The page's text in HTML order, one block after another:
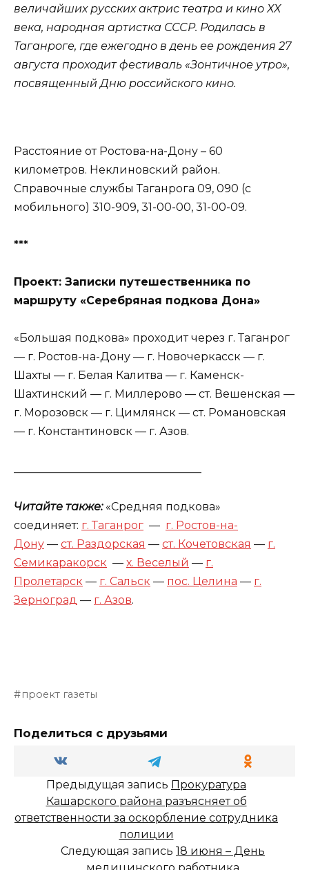
величайших русских актрис театра и кино ХХ
века, народная артистка СССР. Родилась в
Таганроге, где ежегодно в день ее рождения 27
августа проходит фестиваль «Зонтичное утро»,
посвященный Дню российского кино.
Расстояние от Ростова-на-Дону – 60
километров. Неклиновский район.
Справочные службы Таганрога 09, 090 (с
мобильного) 310-909, 31-00-00, 31-00-09.
***
Проект: Записки путешественника по
маршруту «Серебряная подкова Дона»
«Большая подкова» проходит через г. Таганрог
— г. Ростов-на-Дону — г. Новочеркасск — г.
Шахты — г. Белая Калитва — г. Каменск-
Шахтинский — г. Миллерово — ст. Вешенская —
г. Морозовск — г. Цимлянск — ст. Романовская
— г. Константиновск — г. Азов.
Читайте также:«Средняя подкова»
соединяет: г. Таганрог — г. Ростов-на-
Дону — ст. Раздорская — ст. Кочетовская — г.
Семикаракорск — х. Веселый — г.
Пролетарск — г. Сальск — пос. Целина — г.
Зерноград — г. Азов.
проект газеты
Поделиться с друзьями
Предыдущая запись Прокуратура
Кашарского района разъясняет об
ответственности за оскорбление сотрудника
полиции
Следующая запись 18 июня – День
медицинского работника